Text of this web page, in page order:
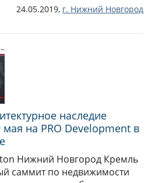
24.05.2019, г. Нижний Новгород
наследие
мая на PRO Development в
Нижний Новгород Кремль
саммит по недвижимости